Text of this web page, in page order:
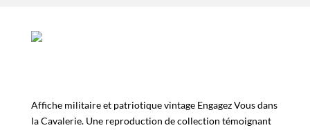
Affiche militaire et patriotique vintage Engagez Vous dans
la Cavalerie. Une reproduction de collection témoignant